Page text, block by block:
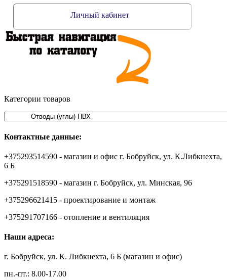
Личный кабинет
Категории товаров
Контактные данные:
+375293514590 - магазин и офис г. Бобруйск, ул. К.Либкнехта,
6 Б
+375291518590 - магазин г. Бобруйск, ул. Минская, 96
+375296621415 - проектирование и монтаж
+375291707166 - отопление и вентиляция
Наши адреса:
г. Бобруйск, ул. К. Либкнехта, 6 Б (магазин и офис)
пн.-пт.: 8.00-17.00